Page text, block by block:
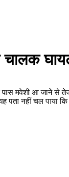
के पास मवेशी आ
पता नहीं चल पाया